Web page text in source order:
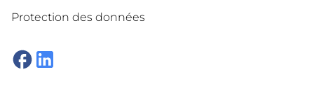
Protection des données